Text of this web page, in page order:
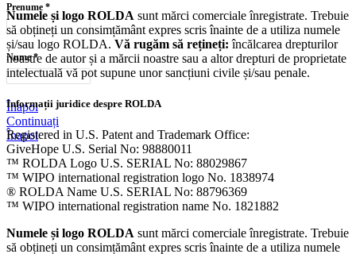
Prenume *
Nume*
Înapoi
Continuați
Înapoi
Numele și logo ROLDA sunt mărci comerciale înregistrate. Trebuie
să obțineți un consimțământ expres scris înainte de a utiliza numele
și/sau logo ROLDA. Vă rugăm să rețineți: încălcarea drepturilor
noastre de autor și a mărcii noastre sau a altor drepturi de proprietate
intelectuală vă pot supune unor sancțiuni civile și/sau penale.
Informații juridice despre ROLDA
Registered in U.S. Patent and Trademark Office:
GiveHope U.S. Serial No: 98880011
™ ROLDA Logo U.S. SERIAL No: 88029867
™ WIPO international registration logo No. 1838974
® ROLDA Name U.S. SERIAL No: 88796369
™ WIPO international registration name No. 1821882
Numele și logo ROLDA sunt mărci comerciale înregistrate. Trebuie
să obțineți un consimțământ expres scris înainte de a utiliza numele